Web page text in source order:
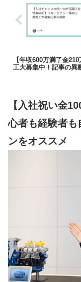
【年収600万満了金
工大募集中！記事の異
【入社祝い金
心者も経験者も
ンをオススメ